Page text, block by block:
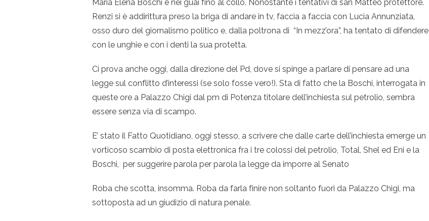
Maria Elena Boschi è nei guai fino al collo. Nonostante i tentativi di san Matteo protettore.
Renzi si è addirittura preso la briga di andare in tv, faccia a faccia con Lucia Annunziata,
osso duro del giornalismo politico e, dalla poltrona di “In mezz’ora”, ha tentato di difendere
con le unghie e con i denti la sua protetta.
Ci prova anche oggi, dalla direzione del Pd, dove si spinge a parlare di pensare ad una
legge sul conflitto d’interessi (se solo fosse vero!). Sta di fatto che la Boschi, interrogata in
queste ore a Palazzo Chigi dal pm di Potenza titolare dell’inchiesta sul petrolio, sembra
essere senza via di scampo.
E’ stato il Fatto Quotidiano, oggi stesso, a scrivere che dalle carte dell’inchiesta emerge un
vorticoso scambio di posta elettronica fra i tre colossi del petrolio, Total, Shel ed Eni e la
Boschi, per suggerire parola per parola la legge da imporre al Senato
Roba che scotta, insomma. Roba da farla finire non soltanto fuori da Palazzo Chigi, ma
sottoposta ad un giudizio di natura penale.